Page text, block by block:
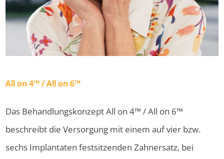
All on 4™ / All on 6™
Das Behandlungskonzept All on 4™ / All on 6™
beschreibt die Versorgung mit einem auf vier bzw.
sechs Implantaten festsitzenden Zahnersatz, bei